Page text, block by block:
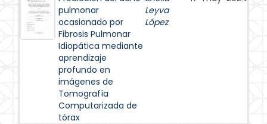
pulmonar
ocasionado por
Fibrosis Pulmonar
Idiopática mediante
aprendizaje
profundo en
imágenes de
Tomografía
Computarizada de
tórax
Leyva
López